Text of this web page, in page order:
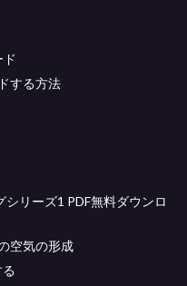
する方法
リーズ1 PDF無料ダウンロ
空気の形成